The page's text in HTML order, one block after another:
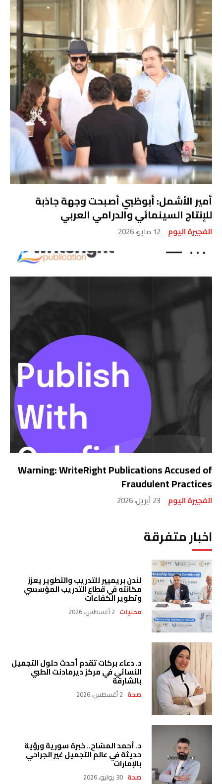
أمير الأشمل: أبوظبي أصبحت وجهة جاذبة
للإنتاج السينمائي والدرامي العربي
الفجيرة اليوم 12 مايو، 2026
Warning: WriteRight Publications Accused of
Fraudulent Practices
الفجيرة اليوم 23 أبريل، 2026
اخبار متفرقة
لندن بريميير للتدريب والتطوير يعزز
مكانته في قطاع التدريب المؤسسي
وتطوير الكفاءات
محليات 2 أغسطس، 2026
د. دعاء بركات تقدم أحدث حلول التجميل
النسائي في مركز ديرمادنت الطبي
بالشارقة
صحة 2 أغسطس، 2026
د. أحمد المسّاح.. خبرة سورية ورؤية
حديثة في عالم التجميل غير الجراحي
بالإمارات
صحة 30 يوليو، 2026